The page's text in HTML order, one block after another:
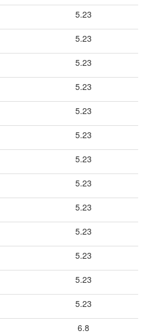
5.23
5.23
5.23
5.23
5.23
5.23
5.23
5.23
5.23
5.23
5.23
5.23
5.23
6.8